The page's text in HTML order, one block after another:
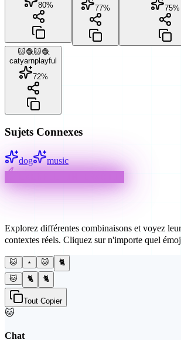
80%
77%
75%
🐱🧶🐱🧶
catyarnplayful
72%
Sujets Connexes
dog music
Explorez différentes combinaisons et voyez
contextes réels. Cliquez sur n'importe quel
🐱 ⋆ 🐱
🐈
🐱
🐈 🐈
Tout Copier
🐱
Chat